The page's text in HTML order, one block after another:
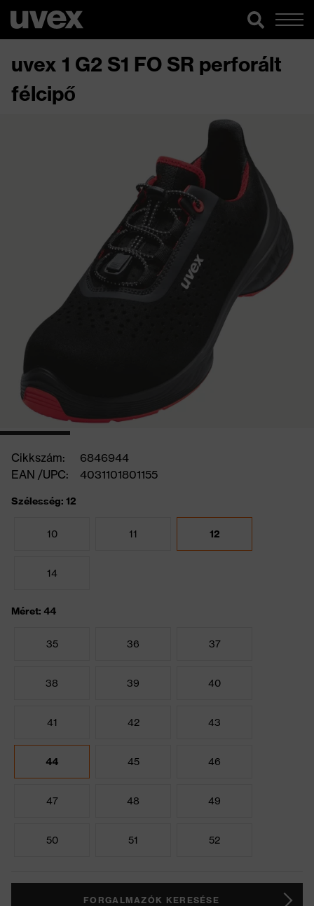
uvex 1 G2 S1 FO SR perforált
félcipő
Cikkszám:
6846944
EAN /UPC:
4031101801155
Szélesség: 12
10 11 12
14
Méret: 44
35 36 37
38 39 40
41 42 43
44 45 46
47 48 49
50 51 52
FORGALMAZÓK KERESÉSE